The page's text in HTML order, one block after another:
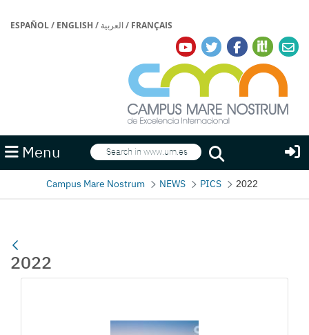
ESPAÑOL/ ENGLISH / العربية/ FRANÇAIS
Menu Search
Search
Campus Mare Nostrum NEWS PICS 2022
2022